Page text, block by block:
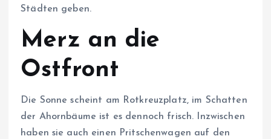
Städten geben.
Merz an die
Ostfront
Die Sonne scheint am Rotkreuzplatz, im Schatten
der Ahornbäume ist es dennoch frisch. Inzwischen
haben sie auch einen Pritschenwagen auf den